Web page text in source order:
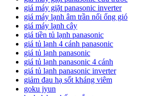
giá máy giặt panasonic inverter
giá máy lạnh âm trần nối ống gió
giá máy lạnh cây
giá tiền tủ lạnh panasonic
giá tủ lạnh 4 cánh panasonic
giá tủ lạnh panasonic
giá tủ lạnh panasonic 4 cánh
giá tủ lạnh panasonic inverter
giảm đau hạ sốt kháng viêm
goku jyun